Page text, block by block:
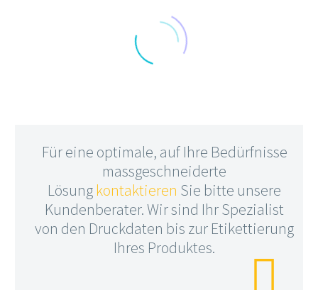
Für eine optimale, auf Ihre Bedürfnisse
massgeschneiderte
Lösung kontaktieren Sie bitte unsere
Kundenberater. Wir sind Ihr Spezialist
von den Druckdaten bis zur Etikettierung
Ihres Produktes.
